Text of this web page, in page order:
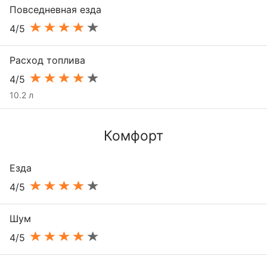
Повседневная езда
4/5
Расход топлива
4/5
10.2 л
Комфорт
Езда
4/5
Шум
4/5